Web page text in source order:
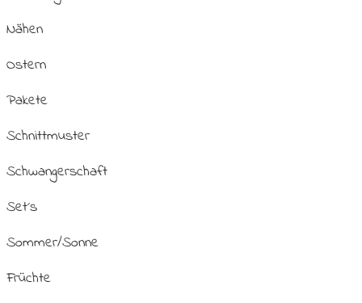
Nähen
Ostern
Pakete
Schnittmuster
Schwangerschaft
Set´s
Sommer/Sonne
Früchte